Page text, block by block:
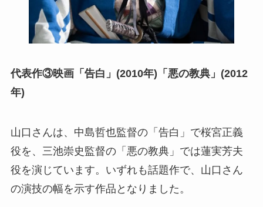
代表作③映画「告白」(2010年)「悪の教典」(2012
年)
山口さんは、中島哲也監督の「告白」で桜宮正義
役を、三池崇史監督の「悪の教典」では蓮実芳夫
役を演じています。いずれも話題作で、山口さん
の演技の幅を示す作品となりました。